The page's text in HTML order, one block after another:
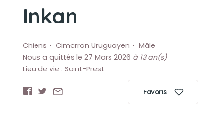
Inkan
Chiens Cimarron Uruguayen
Mâle
Nous a quittés le 27 Mars 2026 à 13 an(s)
Lieu de vie : Saint-Prest
Favoris